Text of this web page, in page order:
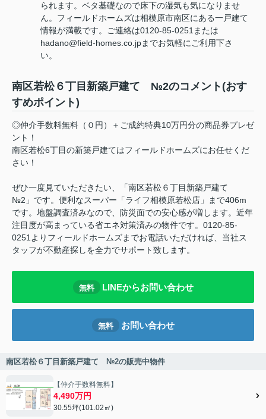
られます。ベタ基礎なので床下の湿気も気になりませ
ん。フィールドホームズは相模原市南区にある一戸建て
情報が満載です。ご連絡は0120-85-0251または
hadano@field-homes.co.jpまでお気軽にご利用下さ
い。
南区若松６丁目新築戸建て №2のコメント(おす
すめポイント)
◎仲介手数料無料（０円）＋ご成約特典10万円分の商品券プレゼ
ント！
南区若松6丁目の新築戸建てはフィールドホームズにお任せくだ
さい！
ぜひ一度見ていただきたい、「南区若松６丁目新築戸建て
№2」です。便利なスーパー「ライフ相模原若松店」まで406m
です。地盤調査済みなので、防災面での安心感が増します。近年
注目度が高まっている省エネ対策済みの物件です。0120-85-
0251よりフィールドホームズまでお電話いただければ、当社ス
タッフが不動産探しを全力でサポート致します。
無料 LINEからお問い合わせ
無料 お問い合わせ
南区若松６丁目新築戸建て №2の販売中物件
【仲介手数料無料】
4,490万円
30.55坪(101.02㎡)